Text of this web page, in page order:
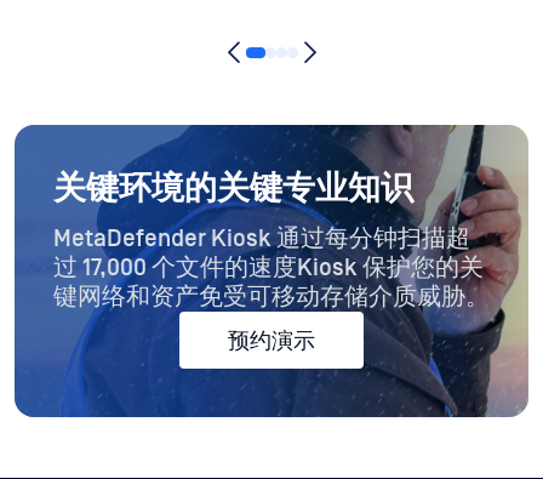
独立部署
在这种部署中，可移动媒体是允许的，但必须经过Kiosk 的
处理，它可以阻止/删除恶意文件，编辑敏感数据，并只允许
经过验证的文件进入安全区域。
查看完整部署指南